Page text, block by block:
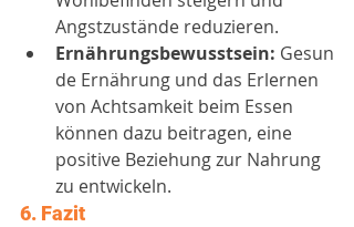
Angstzustände reduzieren.
Ernährungsbewusstsein: Gesun
de Ernährung und das Erlernen
von Achtsamkeit beim Essen
können dazu beitragen, eine
positive Beziehung zur Nahrung
zu entwickeln.
6. Fazit